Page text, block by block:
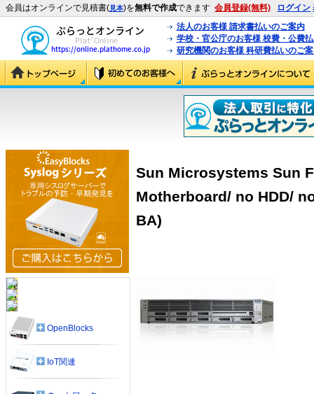
会員はオンラインで見積書(見本)を無料で作成できます 会員登録(無料) ログイン
法人のお客様 請求書払いのご案内
学校・官公庁のお客様 校費・公費
研究機関のお客様 科研費払いのご
Sun Microsystems Sun
Motherboard/ no HDD/
BA)
OpenBlocks
IoT関連